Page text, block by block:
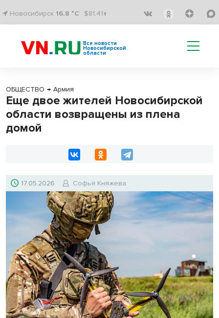
Новосибирск 16.8 °C $81.41↑
Все новости
Новосибирской
области
ОБЩЕСТВО → Армия
Еще двое жителей Новосибирской
области возвращены из плена
домой
17.05.2026 Софья Княжева